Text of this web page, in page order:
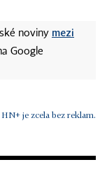
noviny mezi
Google
je zcela bez reklam.